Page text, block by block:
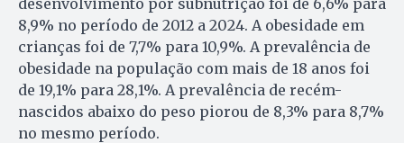
8,9% no período de 2012 a 2024. A obesidade em
crianças foi de 7,7% para 10,9%. A prevalência de
obesidade na população com mais de 18 anos foi
de 19,1% para 28,1%. A prevalência de recém-
nascidos abaixo do peso piorou de 8,3% para 8,7%
no mesmo período.